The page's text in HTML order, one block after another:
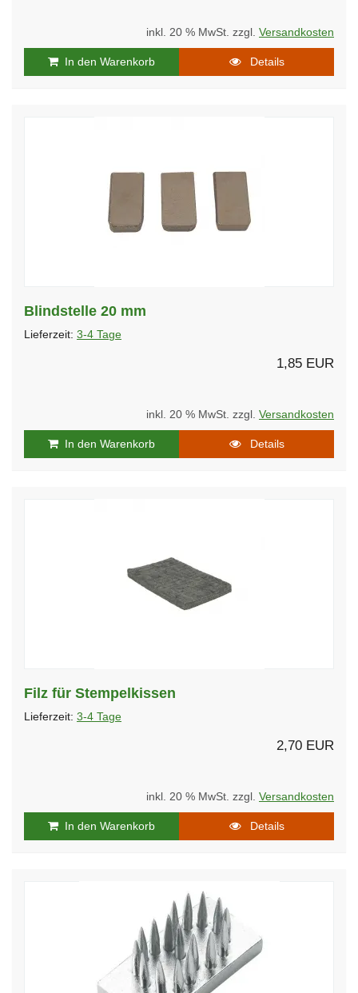
inkl. 20 % MwSt. zzgl. Versandkosten
In den Warenkorb Details
Blindstelle 20 mm
Lieferzeit: 3-4 Tage
1,85 EUR
inkl. 20 % MwSt. zzgl. Versandkosten
In den Warenkorb Details
Filz für Stempelkissen
Lieferzeit: 3-4 Tage
2,70 EUR
inkl. 20 % MwSt. zzgl. Versandkosten
In den Warenkorb Details